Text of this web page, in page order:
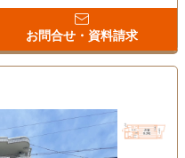
お問合せ・資料請求